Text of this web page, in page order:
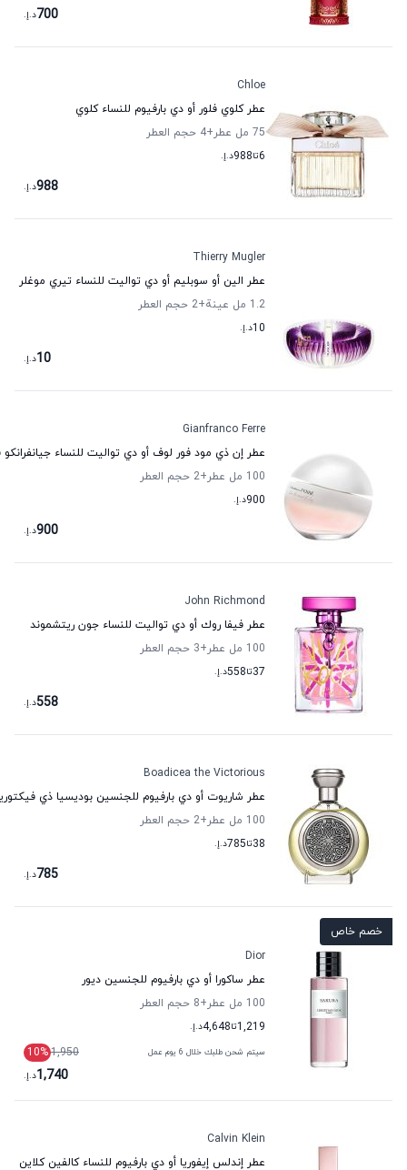
700د.إ.
Chloe
عطر كلوي فلور أو دي بارفيوم للنساء كلوي
75 مل عطر
+4
حجم العطر
6تا988د.إ.
988د.إ.
Thierry Mugler
عطر الين أو سوبليم أو دي تواليت للنساء تيري موغلر
1.2 مل عينة
+2
حجم العطر
10د.إ.
10د.إ.
Gianfranco Ferre
عطر إن ذي مود فور لوف أو دي تواليت للنساء
100 مل عطر
+2
حجم العطر
900د.إ.
900د.إ.
John Richmond
عطر فيفا روك أو دي تواليت للنساء جون ريتشموند
100 مل عطر
+3
حجم العطر
37تا558د.إ.
558د.إ.
Boadicea the Victorious
عطر شاريوت أو دي بارفيوم للجنسين بوديسيا ذي
100 مل عطر
+2
حجم العطر
38تا785د.إ.
785د.إ.
خصم خاص
Dior
عطر ساكورا أو دي بارفيوم للجنسين ديور
100 مل عطر
+8
حجم العطر
1,219تا4,648د.إ.
سيتم شحن طلبك خلال 6 يوم عمل 1,950
10%
1,740د.إ.
Calvin Klein
عطر إندلس إيفوريا أو دي بارفيوم للنساء كالفين كلاين